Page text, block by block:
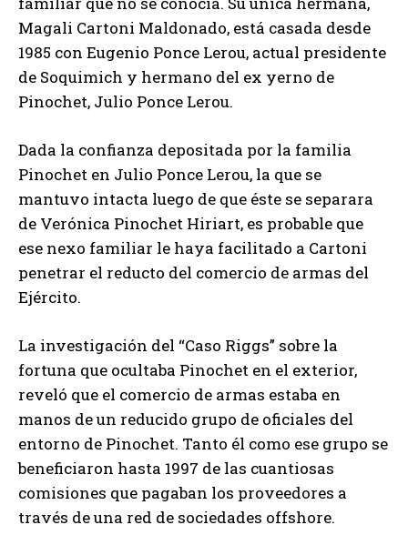
Magali Cartoni Maldonado, está casada desde
1985 con Eugenio Ponce Lerou, actual presidente
de Soquimich y hermano del ex yerno de
Pinochet, Julio Ponce Lerou.
Dada la confianza depositada por la familia
Pinochet en Julio Ponce Lerou, la que se
mantuvo intacta luego de que éste se separara
de Verónica Pinochet Hiriart, es probable que
ese nexo familiar le haya facilitado a Cartoni
penetrar el reducto del comercio de armas del
Ejército.
La investigación del “Caso Riggs” sobre la
fortuna que ocultaba Pinochet en el exterior,
reveló que el comercio de armas estaba en
manos de un reducido grupo de oficiales del
entorno de Pinochet. Tanto él como ese grupo se
beneficiaron hasta 1997 de las cuantiosas
comisiones que pagaban los proveedores a
través de una red de sociedades offshore.